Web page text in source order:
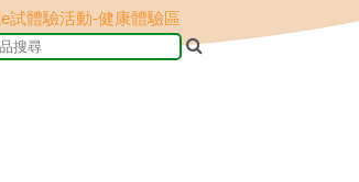
e試體驗活動-健康體驗區